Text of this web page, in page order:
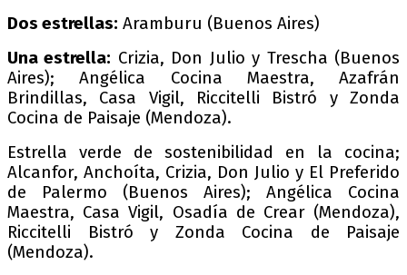
Dos estrellas: Aramburu (Buenos Aires)
Una estrella: Crizia, Don Julio y Trescha (Buenos
Aires); Angélica Cocina Maestra, Azafrán
Brindillas, Casa Vigil, Riccitelli Bistró y Zonda
Cocina de Paisaje (Mendoza).
Estrella verde de sostenibilidad en la cocina;
Alcanfor, Anchoíta, Crizia, Don Julio y El Preferido
de Palermo (Buenos Aires); Angélica Cocina
Maestra, Casa Vigil, Osadía de Crear (Mendoza),
Riccitelli Bistró y Zonda Cocina de Paisaje
(Mendoza).